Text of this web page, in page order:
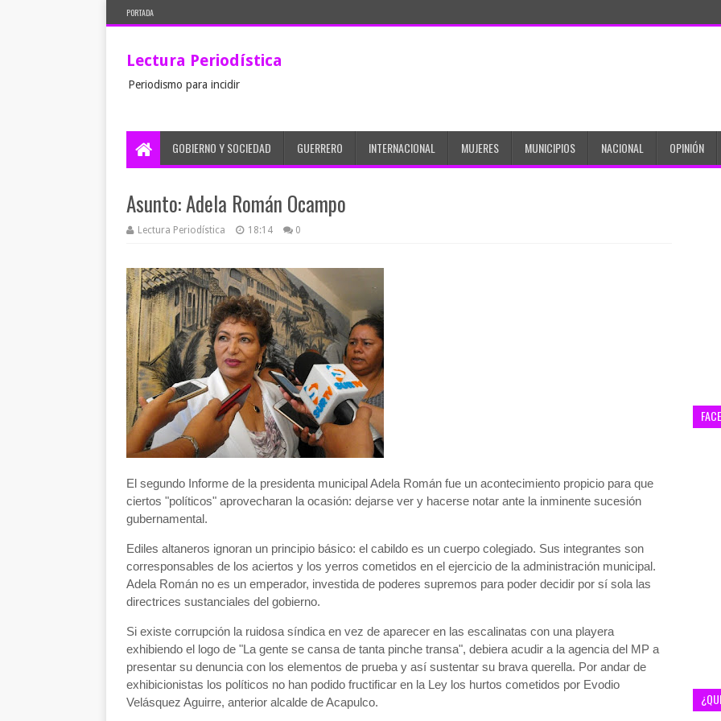
PORTADA
Lectura Periodística
Periodismo para incidir
GOBIERNO Y SOCIEDAD GUERRERO INTERNACIONAL MUJERES MUNICIPIOS NACIONAL OPINIÓN
Asunto: Adela Román Ocampo
Lectura Periodística 18:14 0
El segundo Informe de la presidenta municipal Adela Román fue un acontecimiento propicio para que
ciertos "políticos" aprovecharan la ocasión: dejarse ver y hacerse notar ante la inminente sucesión
gubernamental.
Ediles altaneros ignoran un principio básico: el cabildo es un cuerpo colegiado. Sus integrantes son
corresponsables de los aciertos y los yerros cometidos en el ejercicio de la administración municipal.
Adela Román no es un emperador, investida de poderes supremos para poder decidir por sí sola las
directrices sustanciales del gobierno.
Si existe corrupción la ruidosa síndica en vez de aparecer en las escalinatas con una playera
exhibiendo el logo de "La gente se cansa de tanta pinche transa", debiera acudir a la agencia del MP a
presentar su denuncia con los elementos de prueba y así sustentar su brava querella. Por andar de
exhibicionistas los políticos no han podido fructificar en la Ley los hurtos cometidos por Evodio
Velásquez Aguirre, anterior alcalde de Acapulco.